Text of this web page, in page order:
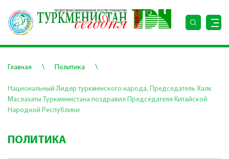
Главная \ Политика \
Национальный Лидер туркменского народа, Председатель Халк
Маслахаты Туркменистана поздравил Председателя Китайской
Народной Республики
ПОЛИТИКА